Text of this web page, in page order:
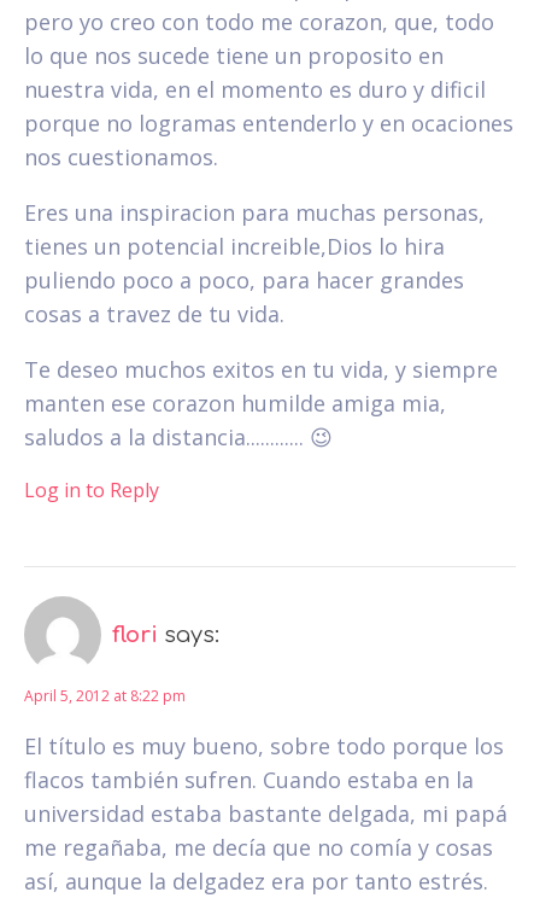
pero yo creo con todo me corazon, que, todo
lo que nos sucede tiene un proposito en
nuestra vida, en el momento es duro y dificil
porque no logramas entenderlo y en ocaciones
nos cuestionamos.
Eres una inspiracion para muchas personas,
tienes un potencial increible,Dios lo hira
puliendo poco a poco, para hacer grandes
cosas a travez de tu vida.
Te deseo muchos exitos en tu vida, y siempre
manten ese corazon humilde amiga mia,
saludos a la distancia............ 😉
Log in to Reply
flori says:
April 5, 2012 at 8:22 pm
El título es muy bueno, sobre todo porque los
flacos también sufren. Cuando estaba en la
universidad estaba bastante delgada, mi papá
me regañaba, me decía que no comía y cosas
así, aunque la delgadez era por tanto estrés.